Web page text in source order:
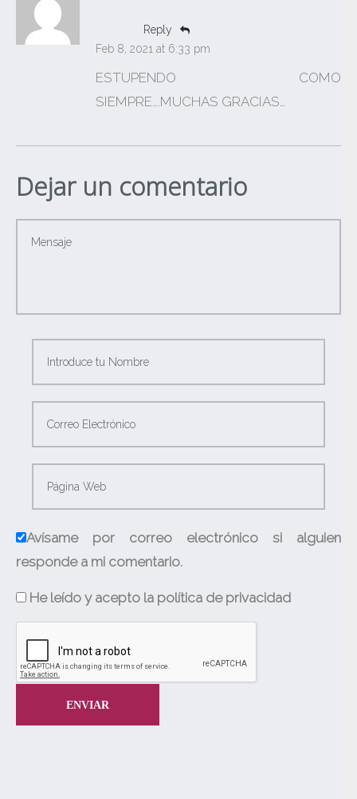
Reply
Feb 8, 2021 at 6:33 pm
ESTUPENDO COMO
SIEMPRE….MUCHAS GRACIAS…
Dejar un comentario
Avísame por correo electrónico si alguien
responde a mi comentario.
He leído y acepto la política de privacidad